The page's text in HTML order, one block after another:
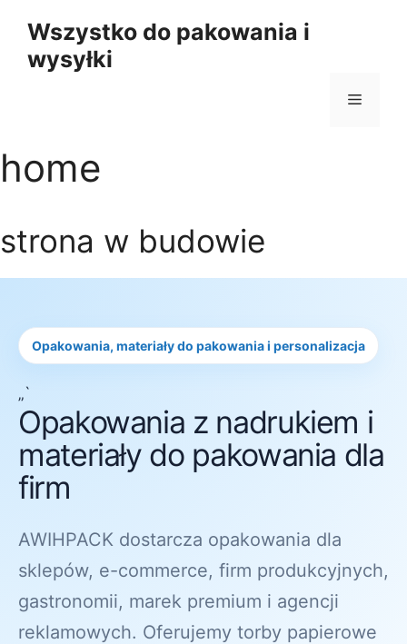
treści
Wszystko do pakowania i
wysyłki
Menu
home
strona w budowie
Opakowania, materiały do pakowania i personalizacja
„`
Opakowania z nadrukiem i
materiały do pakowania dla
firm
AWIHPACK dostarcza opakowania dla
sklepów, e-commerce, firm produkcyjnych,
gastronomii, marek premium i agencji
reklamowych. Oferujemy torby papierowe